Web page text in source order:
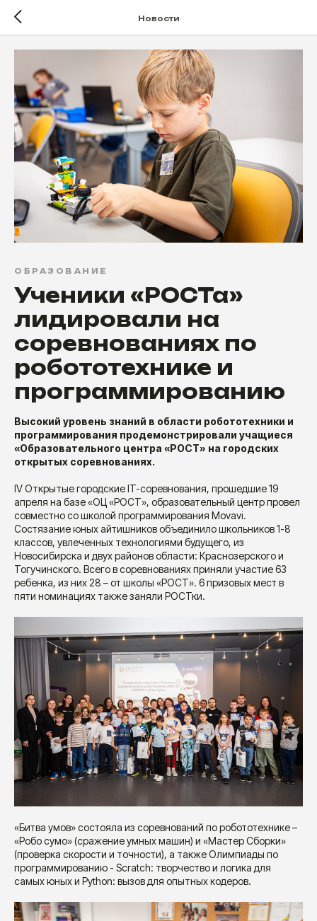
Новости
ОБРАЗОВАНИЕ
Ученики «РОСТа»
лидировали на
соревнованиях по
робототехнике и
программированию
Высокий уровень знаний в области робототехники и
программирования продемонстрировали учащиеся
«Образовательного центра «РОСТ» на городских
открытых соревнованиях.
IV Открытые городские IT-соревнования, прошедшие 19
апреля на базе «ОЦ «РОСТ», образовательный центр провел
совместно со школой программирования Movavi.
Состязание юных айтишников объединило школьников 1-8
классов, увлеченных технологиями будущего, из
Новосибирска и двух районов области: Краснозерского и
Тогучинского. Всего в соревнованиях приняли участие 63
ребенка, из них 28 – от школы «РОСТ». 6 призовых мест в
пяти номинациях также заняли РОСТки.
«Битва умов» состояла из соревнований по робототехнике –
«Робо сумо» (сражение умных машин) и «Мастер Сборки»
(проверка скорости и точности), а также Олимпиады по
программированию - Scratch: творчество и логика для
самых юных и Python: вызов для опытных кодеров.